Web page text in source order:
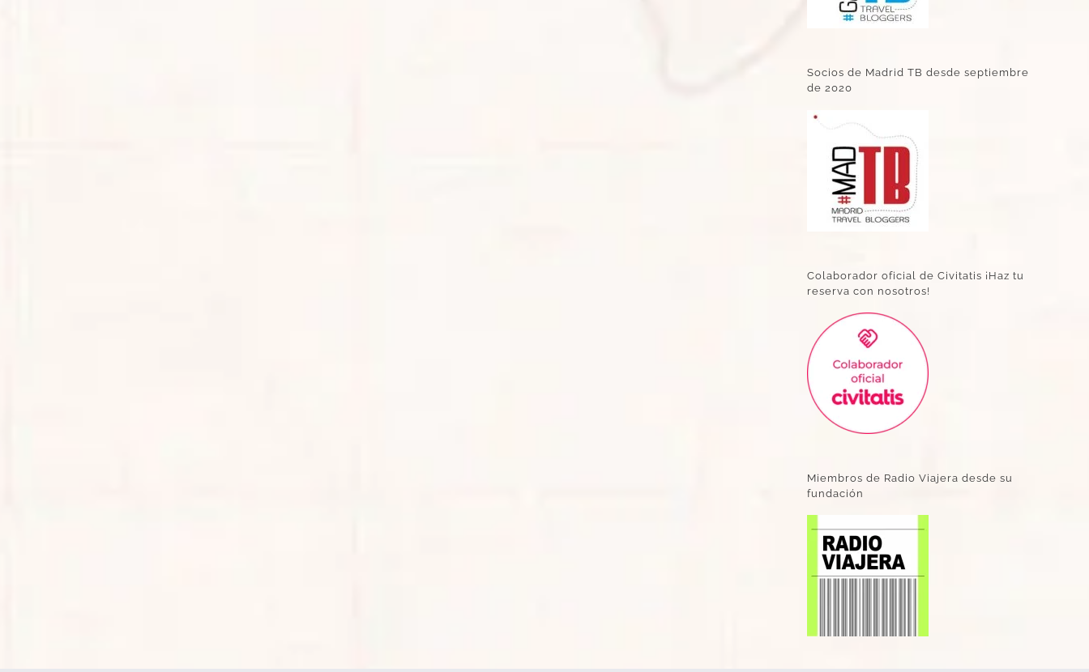
Socios de Madrid TB desde septiembre
de 2020
Colaborador oficial de Civitatis ¡Haz tu
reserva con nosotros!
Miembros de Radio Viajera desde su
fundación